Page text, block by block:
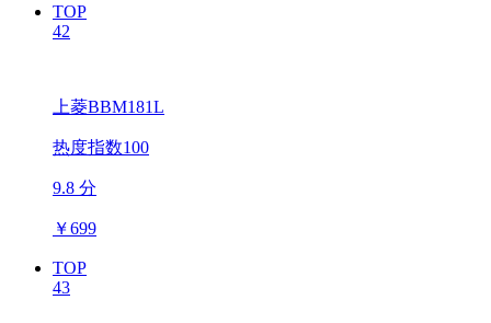
TOP
42
上菱BBM181L
热度指数100
9.8 分
￥699
TOP
43